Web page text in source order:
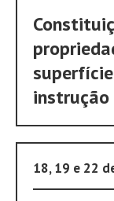
18, 19 e 22